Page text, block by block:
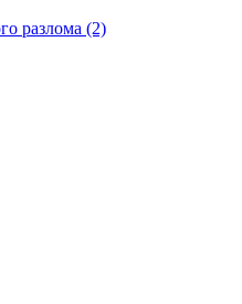
разлома (2)